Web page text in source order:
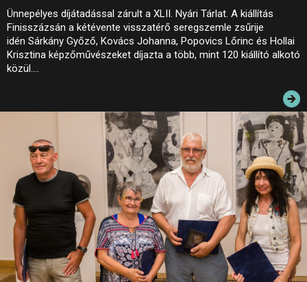
AZ ÉPÜLET
INFORMÁCIÓK
KONFERENCIA
ELÉRHETŐSÉG
PALOTASÉTÁK ÉS VEZETÉSEK
KÖZÉRDEKŰ ADATOK
Ünnepélyes díjátadással zárult a XLII. Nyári Tárlat. A kiállítás
Finisszázsán a kétévente visszatérő seregszemle zsűrije
idén Sárkány Győző, Kovács Johanna, Popovics Lőrinc és Hollai
Krisztina képzőművészeket díjazta a több, mint 120 kiállító alkotó
közül.…